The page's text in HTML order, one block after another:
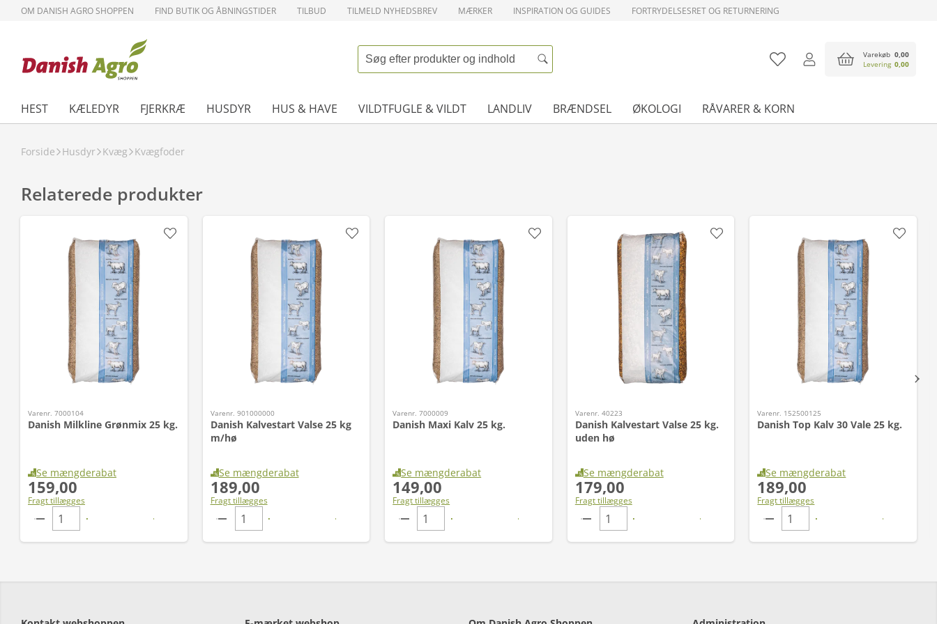
OM DANISH AGRO SHOPPEN FIND BUTIK OG ÅBNINGSTIDER TILBUD TILMELD NYHEDSBREV MÆRKER INSPIRATION OG GUIDES FORTRYDELSESRET OG RETURNERING
Varekøb 0,00
Levering 0,00
HEST KÆLEDYR FJERKRÆ HUSDYR HUS & HAVE VILDTFUGLE & VILDT LANDLIV BRÆNDSEL ØKOLOGI RÅVARER & KORN
Forside Husdyr Kvæg Kvægfoder
Relaterede produkter
Varenr. 7000104
Danish Milkline Grønmix 25 kg.
Se mængderabat
159,00
Fragt tillægges
Varenr. 901000000
Danish Kalvestart Valse 25 kg
m/hø
Se mængderabat
189,00
Fragt tillægges
Varenr. 7000009
Danish Maxi Kalv 25 kg.
Se mængderabat
149,00
Fragt tillægges
Varenr. 40223
Danish Kalvestart Valse 25 kg.
uden hø
Se mængderabat
179,00
Fragt tillægges
Varenr. 152500125
Danish Top Kalv 30 Vale 25 kg.
Se mængderabat
189,00
Fragt tillægges